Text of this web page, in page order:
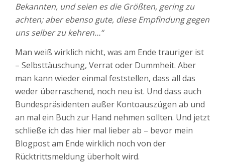
Bekannten, und seien es die Größten, gering zu
achten; aber ebenso gute, diese Empfindung gegen
uns selber zu kehren…“
Man weiß wirklich nicht, was am Ende trauriger ist
– Selbsttäuschung, Verrat oder Dummheit. Aber
man kann wieder einmal feststellen, dass all das
weder überraschend, noch neu ist. Und dass auch
Bundespräsidenten außer Kontoauszügen ab und
an mal ein Buch zur Hand nehmen sollten. Und jetzt
schließe ich das hier mal lieber ab – bevor mein
Blogpost am Ende wirklich noch von der
Rücktrittsmeldung überholt wird.